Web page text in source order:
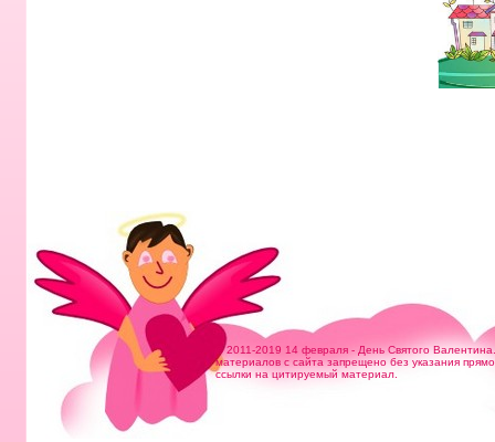
© 2011-2019 14 февраля - День Святого
материалов с сайта запрещено без указания
ссылки на цитируемый материал.